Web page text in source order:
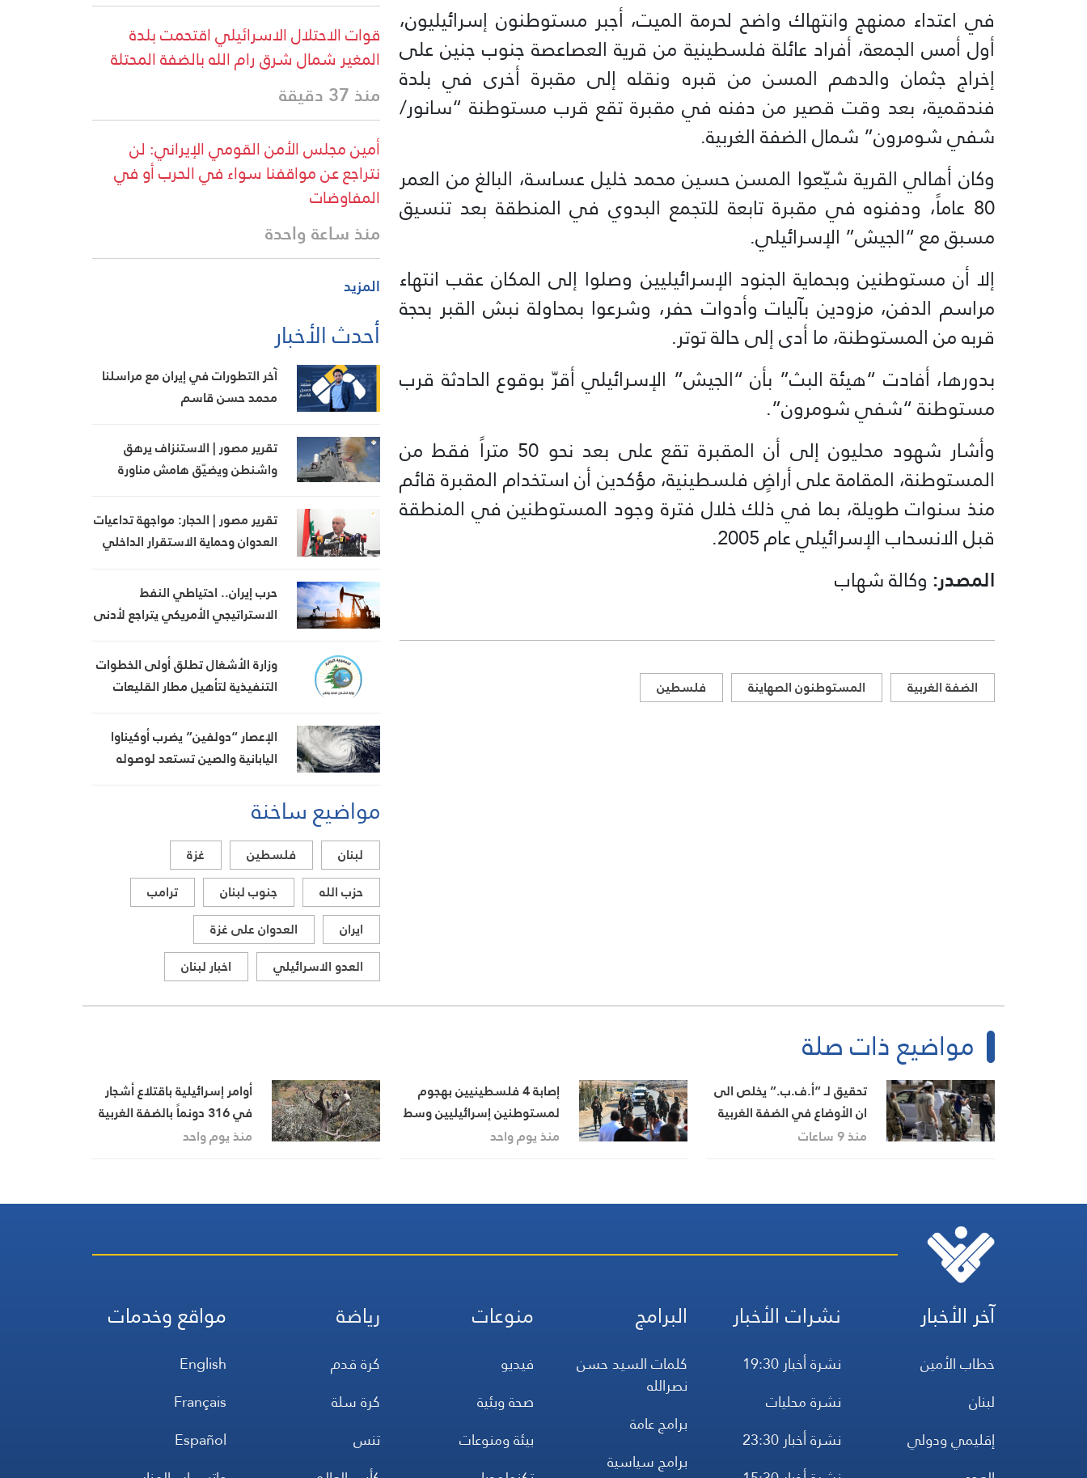
في اعتداء ممنهج وانتهاك واضح لحرمة الميت، أجبر مستوطنون إسرائيليون،
أول أمس الجمعة، أفراد عائلة فلسطينية من قرية العصاعصة جنوب جنين على
إخراج جثمان والدهم المسن من قبره ونقله إلى مقبرة أخرى في بلدة
فندقمية، بعد وقت قصير من دفنه في مقبرة تقع قرب مستوطنة “سانور/
شفي شومرون” شمال الضفة الغربية.
وكان أهالي القرية شيّعوا المسن حسين محمد خليل عساسة، البالغ من العمر
80 عاماً، ودفنوه في مقبرة تابعة للتجمع البدوي في المنطقة بعد تنسيق
مسبق مع “الجيش” الإسرائيلي.
إلا أن مستوطنين وبحماية الجنود الإسرائيليين وصلوا إلى المكان عقب انتهاء
مراسم الدفن، مزودين بآليات وأدوات حفر، وشرعوا بمحاولة نبش القبر بحجة
قربه من المستوطنة، ما أدى إلى حالة توتر.
بدورها، أفادت “هيئة البث” بأن “الجيش” الإسرائيلي أقرّ بوقوع الحادثة قرب
مستوطنة “شفي شومرون”.
وأشار شهود محليون إلى أن المقبرة تقع على بعد نحو 50 متراً فقط من
المستوطنة، المقامة على أراضٍ فلسطينية، مؤكدين أن استخدام المقبرة قائم
منذ سنوات طويلة، بما في ذلك خلال فترة وجود المستوطنين في المنطقة
قبل الانسحاب الإسرائيلي عام 2005.
المصدر: وكالة شهاب
الضفة الغربية المستوطنون الصهاينة فلسطين
قوات الاحتلال الاسرائيلي اقتحمت بلدة
المغير شمال شرق رام الله بالضفة المحتلة
منذ 37 دقيقة
أمين مجلس الأمن القومي الإيراني: لن
نتراجع عن مواقفنا سواء في الحرب أو في
المفاوضات
منذ ساعة واحدة
المزيد
أحدث الأخبار
آخر التطورات في إيران مع مراسلنا
محمد حسن قاسم
تقرير مصور | الاستنزاف يرهق
واشنطن ويضيّق هامش مناورة
تقرير مصور | الحجار: مواجهة تداعيات
العدوان وحماية الاستقرار الداخلي
حرب إيران.. احتياطي النفط
الاستراتيجي الأمريكي يتراجع لأدنى
وزارة الأشغال تطلق أولى الخطوات
التنفيذية لتأهيل مطار القليعات
الإعصار “دولفين” يضرب أوكيناوا
اليابانية والصين تستعد لوصوله
مواضيع ساخنة
لبنان فلسطين
غزة
حزب الله
جنوب لبنان
ترامب
ايران
العدوان على غزة
العدو الاسرائيلي
اخبار لبنان
مواضيع ذات صلة
تحقيق لـ “أ.ف.ب.” يخلص الى
ان الأوضاع في الضفة الغربية
تدفع المسيحيين إلى الهجرة
منذ 9 ساعات
إصابة 4 فلسطينيين بهجوم
لمستوطنين إسرائيليين وسط
الضفة الغربية
منذ يوم واحد
أوامر إسرائيلية باقتلاع أشجار
في 316 دونماً بالضفة الغربية
تمهيداً للاستيطان
منذ يوم واحد
آخر الأخبار
خطاب الأمين
لبنان
إقليمي ودولي
نشرات الأخبار
نشرة أخبار 19:30
نشرة محليات
نشرة أخبار 23:30
البرامج
كلمات السيد حسن
نصرالله
برامج عامة
برامج سياسية
منوعات
فيديو
صحة وبئية
بيئة ومنوعات
رياضة
كرة قدم
كرة سلة
تنس
مواقع وخدمات
English
Français
Español